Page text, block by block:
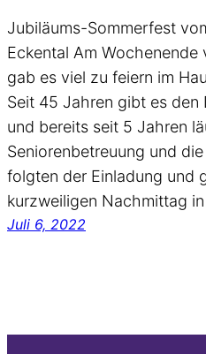
Jubiläums-Sommerfest
Eckental Am
gab es viel zu feiern im
Seit 45 Jahren gibt es den
und bereits seit 5 Jahren
Seniorenbetreuung und
folgten der Einladung und
kurzweiligen Nachmittag
Juli 6, 2022